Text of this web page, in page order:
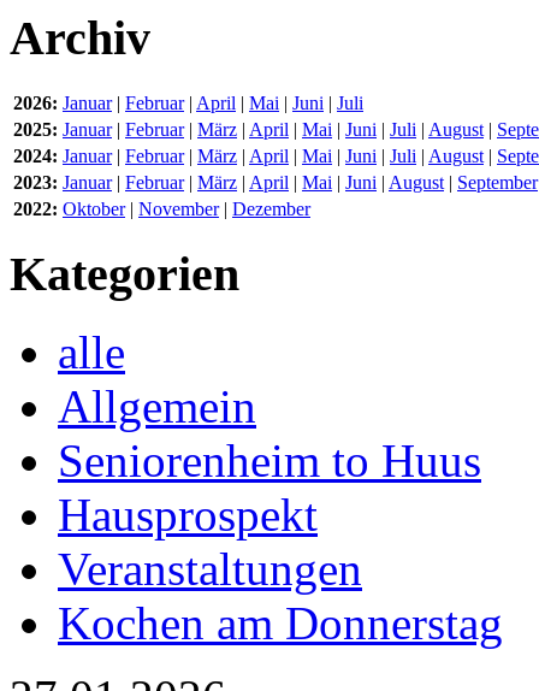
Archiv
2026: Januar| Februar| April | Mai | Juni | Juli
2025: Januar| Februar| März | April | Mai | Juni | Juli | August |
2024: Januar| Februar| März | April | Mai | Juni | Juli | August |
2023: Januar| Februar| März | April | Mai | Juni | August | September
2022: Oktober| November| Dezember
Kategorien
alle
Allgemein
Seniorenheim to Huus
Hausprospekt
Veranstaltungen
Kochen am Donnerstag